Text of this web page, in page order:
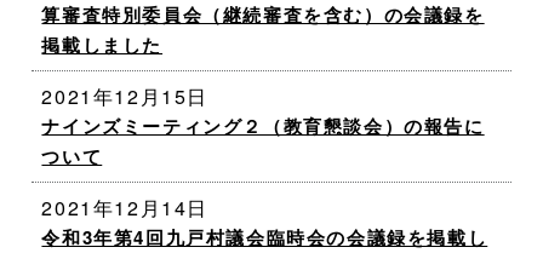
算審査特別委員会（継続審査を含む）の会議録を
掲載しました
2021年12月15日
ナインズミーティング２（教育懇談会）の報告に
ついて
2021年12月14日
令和3年第4回九戸村議会臨時会の会議録を掲載し